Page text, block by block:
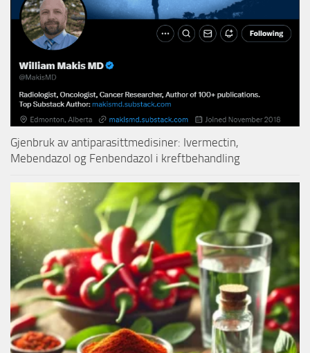
Gjenbruk av antiparasittmedisiner: Ivermectin,
Mebendazol og Fenbendazol i kreftbehandling